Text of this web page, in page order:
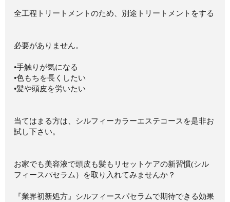
全工程トリートメントのため、別途トリートメントをする
必要がありません。 ⁡
•手触りが気になる
•色もちを長くしたい
•髪や頭皮を労いたい
当てはまる方は、シルフィーカラーエステコースを是非お
試し下さい。 ⁡
お家でも美容液で頭皮も髪もリセットケアの新習慣(シル
フィースパセラム）を取り入れてみませんか？ ⁡
『業界初新処方』シルフィースパセラムで期待できる効果